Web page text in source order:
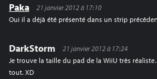
Paka
21 janvier 2012 à 17:10
Oui il a déjà été présenté dans un strip
DarkStorm
21 janvier 2012 à 17:24
Je trouve la taille du pad de la WiiU très
tout. XD